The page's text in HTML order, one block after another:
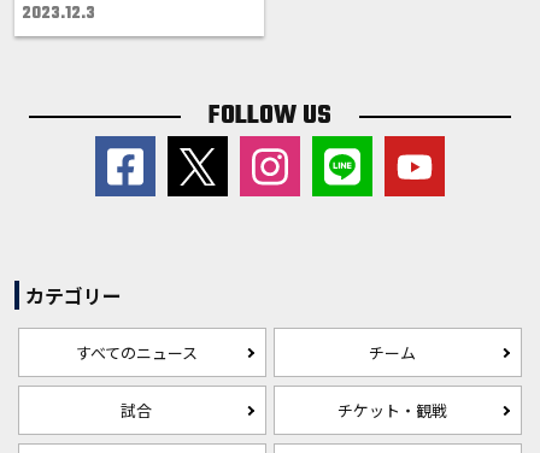
2023.12.3
FOLLOW US
カテゴリー
すべてのニュース チーム
試合 チケット・観戦